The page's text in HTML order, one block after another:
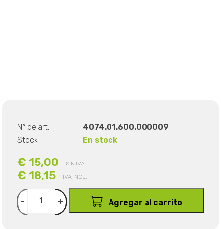
Nº de art.
4074.01.600.000009
Stock
En stock
€ 15,00 SIN IVA
€ 18,15 IVA INCL.
- + Agregar al carrito